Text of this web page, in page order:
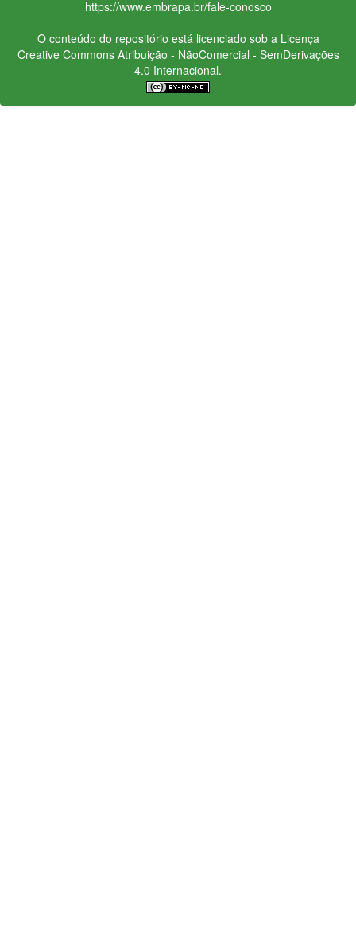
https://www.embrapa.br/fale-conosco
O conteúdo do repositório está licenciado sob a Licença
Creative CommonsAtribuição - NãoComercial - SemDerivações
4.0 Internacional.